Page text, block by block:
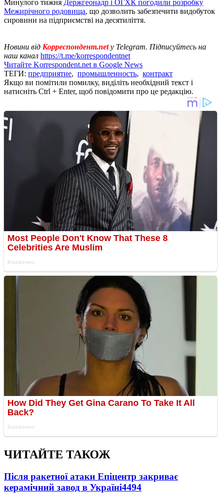
Минулого тижня Держгеонадр і ОГХК погодили розробку
Межирічного родовища, що дозволить забезпечити видобуток
сировини на підприємстві на десятиліття.
Новини від Корреспондент.net у Telegram. Підписуйтесь на
наш канал https://t.me/korrespondentnet
Читайте Korrespondent.net в Google News
ТЕГИ: предприятие, промышленность, контракт
Якщо ви помітили помилку, виділіть необхідний текст і
натисніть Ctrl + Enter, щоб повідомити про це редакцію.
ЧИТАЙТЕ ТАКОЖ
Після ракетної атаки Епіцентр закриває
керамічний завод в Україні4494